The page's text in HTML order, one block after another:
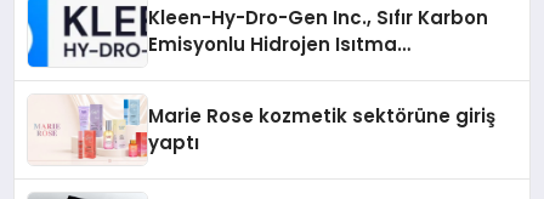
Kleen-Hy-Dro-Gen Inc., Sıfır Karbon
Emisyonlu Hidrojen Isıtma
Marie Rose kozmetik sektörüne giriş
yaptı